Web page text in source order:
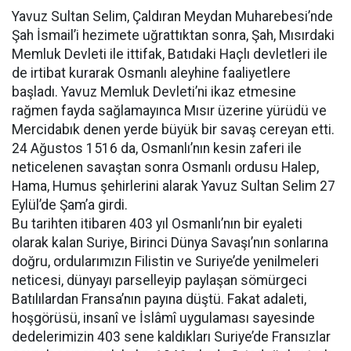
Yavuz Sultan Selim, Çaldıran Meydan Muharebesi’nde
Şah İsmail’i hezimete uğrattıktan sonra, Şah, Mısırdaki
Memluk Devleti ile ittifak, Batıdaki Haçlı devletleri ile
de irtibat kurarak Osmanlı aleyhine faaliyetlere
başladı. Yavuz Memluk Devleti’ni ikaz etmesine
rağmen fayda sağlamayınca Mısır üzerine yürüdü ve
Mercidabık denen yerde büyük bir savaş cereyan etti.
24 Ağustos 1516 da, Osmanlı’nın kesin zaferi ile
neticelenen savaştan sonra Osmanlı ordusu Halep,
Hama, Humus şehirlerini alarak Yavuz Sultan Selim 27
Eylül’de Şam’a girdi.
Bu tarihten itibaren 403 yıl Osmanlı’nın bir eyaleti
olarak kalan Suriye, Birinci Dünya Savaşı’nın sonlarına
doğru, ordularımızın Filistin ve Suriye’de yenilmeleri
neticesi, dünyayı parselleyip paylaşan sömürgeci
Batılılardan Fransa’nın payına düştü. Fakat adaleti,
hoşgörüsü, insanî ve İslâmî uygulaması sayesinde
dedelerimizin 403 sene kaldıkları Suriye’de Fransızlar